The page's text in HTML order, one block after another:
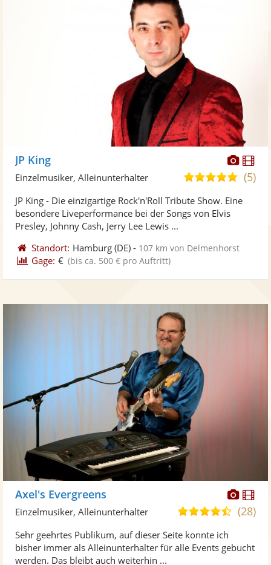
Fotos
JP King
5,0
5
(5)
Einzelmusiker, Alleinunterhalter
JP King - Die einzigartige Rock'n'Roll Tribute Show. Eine
besondere Liveperformance bei der Songs von Elvis
Presley, Johnny Cash, Jerry Lee Lewis ...
Standort: Hamburg (DE) - 107 km von Delmenhorst
Gage: € (bis ca. 500 € pro Auftritt)
Axel's Evergreens
4,7
5
(28)
Einzelmusiker, Alleinunterhalter
Sehr geehrtes Publikum, auf dieser Seite konnte ich
bisher immer als Alleinunterhalter für alle Events gebucht
werden. Das bleibt auch weiterhin ...